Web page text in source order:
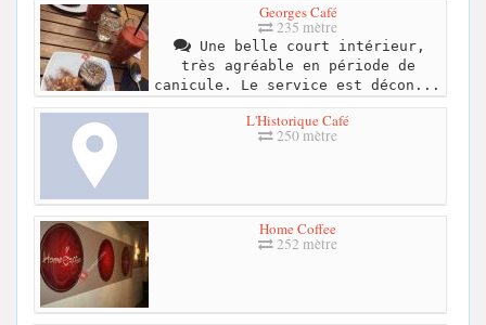
Georges Café
235 mètre
Une belle court intérieur,
très agréable en période de
canicule. Le service est décon...
L'Historique Café
250 mètre
Home Coffee
252 mètre